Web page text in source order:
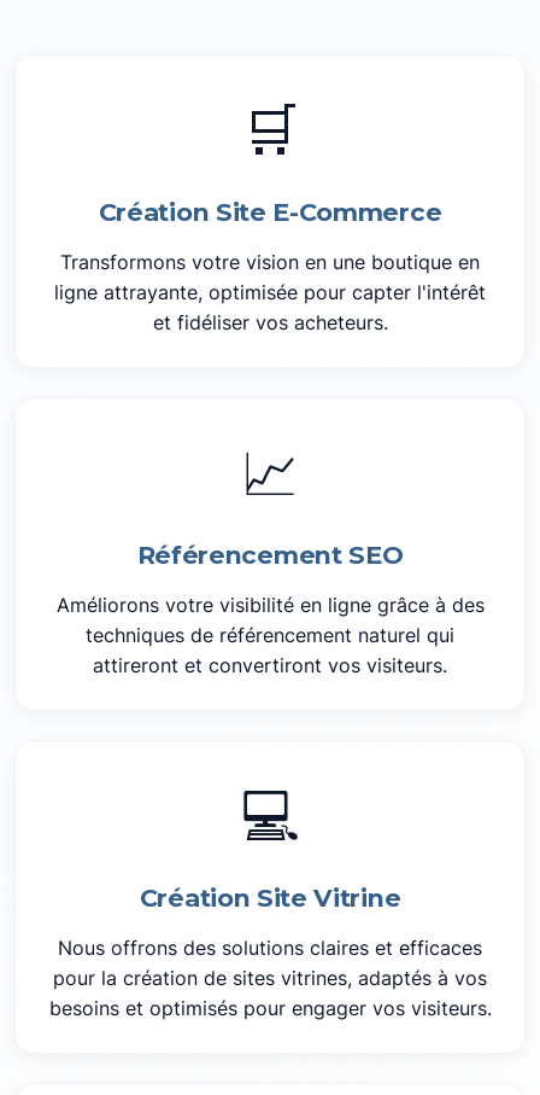
🛒
Création Site E-Commerce
Transformons votre vision en une boutique en
ligne attrayante, optimisée pour capter l'intérêt
et fidéliser vos acheteurs.
📈
Référencement SEO
Améliorons votre visibilité en ligne grâce à des
techniques de référencement naturel qui
attireront et convertiront vos visiteurs.
💻
Création Site Vitrine
Nous offrons des solutions claires et efficaces
pour la création de sites vitrines, adaptés à vos
besoins et optimisés pour engager vos visiteurs.